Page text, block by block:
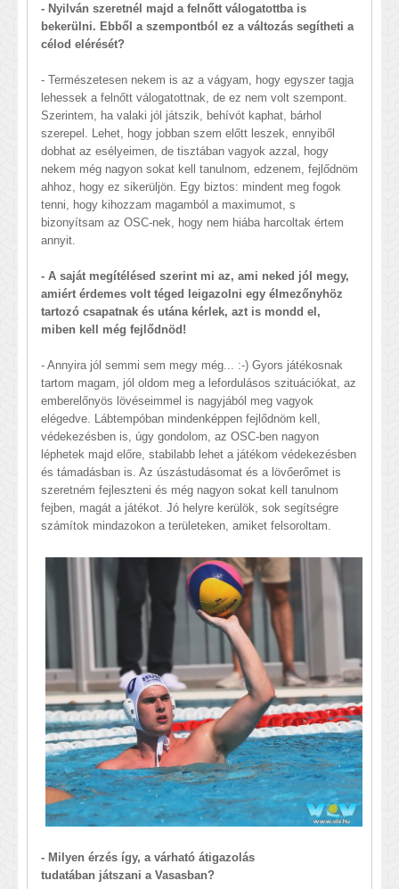
- Nyilván szeretnél majd a felnőtt válogatottba is
bekerülni. Ebből a szempontból ez a változás segítheti a
célod elérését?
- Természetesen nekem is az a vágyam, hogy egyszer tagja
lehessek a felnőtt válogatottnak, de ez nem volt szempont.
Szerintem, ha valaki jól játszik, behívót kaphat, bárhol
szerepel. Lehet, hogy jobban szem előtt leszek, ennyiből
dobhat az esélyeimen, de tisztában vagyok azzal, hogy
nekem még nagyon sokat kell tanulnom, edzenem, fejlődnöm
ahhoz, hogy ez sikerüljön. Egy biztos: mindent meg fogok
tenni, hogy kihozzam magamból a maximumot, s
bizonyítsam az OSC-nek, hogy nem hiába harcoltak értem
annyit.
- A saját megítélésed szerint mi az, ami neked jól megy,
amiért érdemes volt téged leigazolni egy élmezőnyhöz
tartozó csapatnak és utána kérlek, azt is mondd el,
miben kell még fejlődnöd!
- Annyira jól semmi sem megy még... :-) Gyors játékosnak
tartom magam, jól oldom meg a lefordulásos szituációkat, az
emberelőnyös lövéseimmel is nagyjából meg vagyok
elégedve. Lábtempóban mindenképpen fejlődnöm kell,
védekezésben is, úgy gondolom, az OSC-ben nagyon
léphetek majd előre, stabilabb lehet a játékom védekezésben
és támadásban is. Az úszástudásomat és a lövőerőmet is
szeretném fejleszteni és még nagyon sokat kell tanulnom
fejben, magát a játékot. Jó helyre kerülök, sok segítségre
számítok mindazokon a területeken, amiket felsoroltam.
- Milyen érzés így, a várható átigazolás
tudatában játszani a Vasasban?